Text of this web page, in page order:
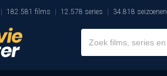
182.581 films 12.578 series 34.818 seizoenen